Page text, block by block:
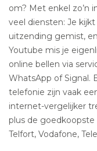
om? Met enkel zo’n
veel diensten: Je
uitzending gemist,
Youtube mis je
online bellen via
WhatsApp of Signal.
telefonie zijn vaak
internet-vergelijker
plus de goedkoopste
Telfort, Vodafone,